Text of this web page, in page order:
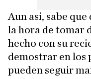
Aun así, sabe
la hora de tomar
hecho con su
demostrar en los
pueden seguir